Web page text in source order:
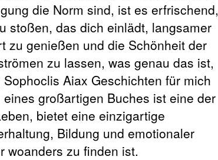
die Norm sind, ist es erfrischend,
stoßen, das dich einlädt, langsamer
zu genießen und die Schönheit der
zu lassen, was genau das ist,
Aiax Geschichten für mich
großartigen Buches ist eine der
bietet eine einzigartige
Bildung und emotionaler
woanders zu finden ist.